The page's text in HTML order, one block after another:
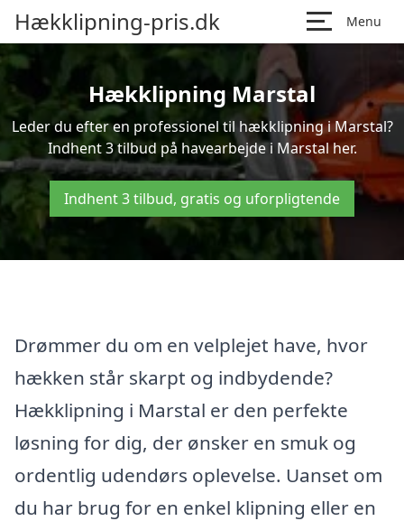
Hækklipning-pris.dk Menu
Hækklipning Marstal
Leder du efter en professionel til hækklipning i Marstal?
Indhent 3 tilbud på havearbejde i Marstal her.
Indhent 3 tilbud, gratis og uforpligtende
Drømmer du om en velplejet have, hvor
hækken står skarpt og indbydende?
Hækklipning i Marstal er den perfekte
løsning for dig, der ønsker en smuk og
ordentlig udendørs oplevelse. Uanset om
du har brug for en enkel klipning eller en